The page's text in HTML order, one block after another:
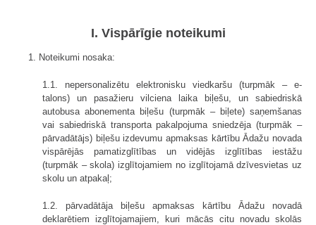
I. Vispārīgie noteikumi
1. Noteikumi nosaka:
1.1. nepersonalizētu elektronisku viedkaršu (turpmāk – e-
talons) un pasažieru vilciena laika biļešu, un sabiedriskā
autobusa abonementa biļešu (turpmāk – biļete) saņemšanas
vai sabiedriskā transporta pakalpojuma sniedzēja (turpmāk –
pārvadātājs) biļešu izdevumu apmaksas kārtību Ādažu novada
vispārējās pamatizglītības un vidējās izglītības iestāžu
(turpmāk – skola) izglītojamiem no izglītojamā dzīvesvietas uz
skolu un atpakaļ;
1.2. pārvadātāja biļešu apmaksas kārtību Ādažu novadā
deklarētiem izglītojamajiem, kuri mācās citu novadu skolās